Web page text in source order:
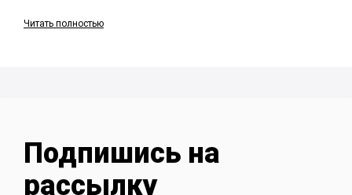
Читать полностью
Подпишись на
рассылку